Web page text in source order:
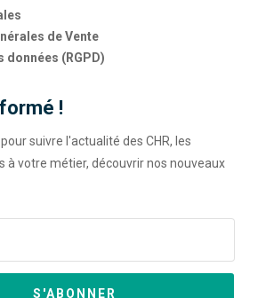
de Vente
données (RGPD)
!
suivre l'actualité des CHR, les
à votre métier, découvrir nos nouveaux
S'ABONNER